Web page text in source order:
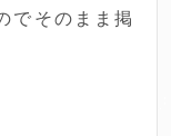
でそのまま掲